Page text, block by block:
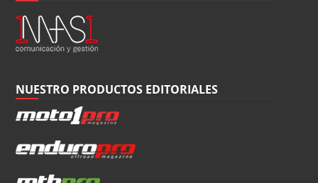
NUESTRO PRODUCTOS EDITORIALES